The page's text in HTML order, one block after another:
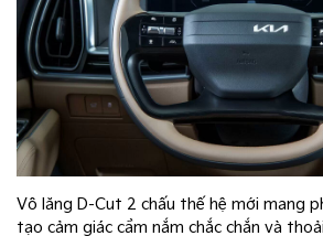
Vô lăng D-Cut 2 chấu thế hệ mới mang
tạo cảm giác cầm nắm chắc chắn và